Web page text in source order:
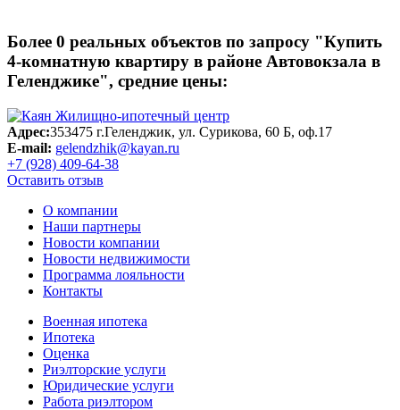
Более 0 реальных объектов по запросу "Купить
4-комнатную квартиру в районе Автовокзала в
Геленджике", средние цены:
Адрес:353475 г.Геленджик, ул. Сурикова, 60 Б, оф.17
E-mail: gelendzhik@kayan.ru
+7 (928) 409-64-38
Оставить отзыв
О компании
Наши партнеры
Новости компании
Новости недвижимости
Программа лояльности
Контакты
Военная ипотека
Ипотека
Оценка
Риэлторские услуги
Юридические услуги
Работа риэлтором